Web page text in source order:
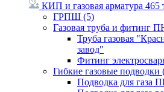
КИП и газовая арматура 465
ГРПШ (5)
Газовая труба и фитинг
Труба газовая
завод"
Фитинг
Гибкие газовые подводки
Подводка для газа